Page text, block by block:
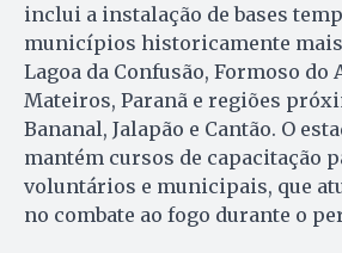
inclui a instalação de bases
municípios historicamente mais
Lagoa da Confusão, Formoso do
Mateiros, Paranã e regiões
Bananal, Jalapão e Cantão. O
mantém cursos de capacitação
voluntários e municipais, que
no combate ao fogo durante o